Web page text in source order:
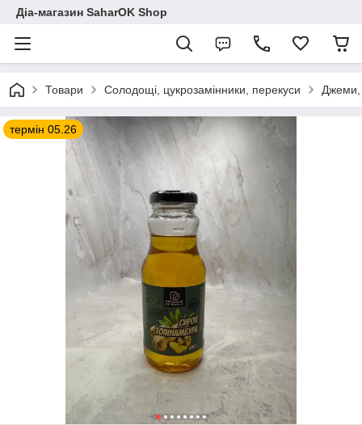
Діа-магазин SaharOK Shop
Товари Солодощі, цукрозамінники, перекуси Джеми,
термін 05.26